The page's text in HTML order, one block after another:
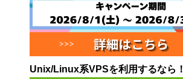
Unix/Linux系VPSを利用するなら！